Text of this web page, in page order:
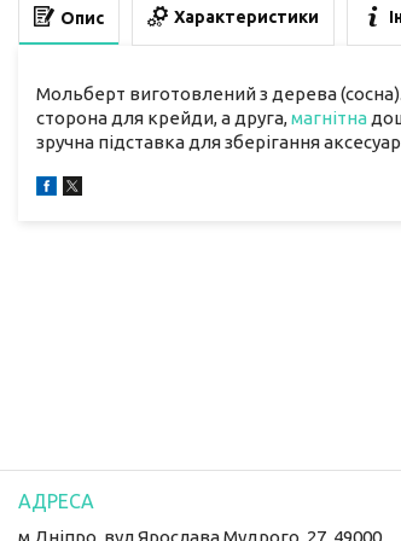
Опис Характеристики
Мольберт виготовлений з дерева (сосна).
сторона для крейди, а друга,магнітна
зручна підставка для зберігання
м.Дніпро, вул Ярослава Мудрого, 27, 49000,